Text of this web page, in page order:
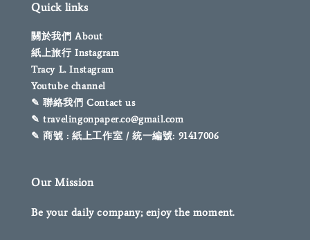
Quick links
關於我們 About
紙上旅行 Instagram
Tracy L. Instagram
Youtube channel
✎ 聯絡我們 Contact us
✎ travelingonpaper.co@gmail.com
✎ 商號 : 紙上工作室 / 統一編號: 91417006
Our Mission
Be your daily company; enjoy the moment.